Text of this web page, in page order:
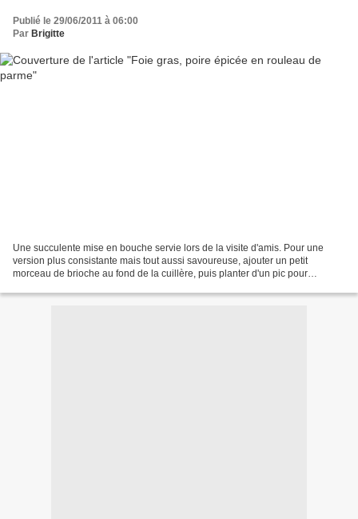
Publié le 29/06/2011 à 06:00
Par Brigitte
Une succulente mise en bouche servie lors de la visite d'amis. Pour une
version plus consistante mais tout aussi savoureuse, ajouter un petit
morceau de brioche au fond de la cuillère, puis planter d'un pic pour